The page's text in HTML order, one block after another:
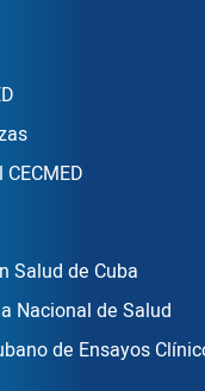
Salud de Cuba
Nacional de Salud
de Ensayos